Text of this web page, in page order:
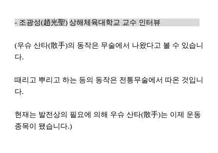
- 조광성(趙光聖)상해체육대학교 교수 인터뷰
(우슈 산타(散手)의 동작은 무술에서 나왔다고 볼 수 있습니
다.
때리고 뿌리고 하는 등의 동작은 전통무술에서 따온 것입니
다.
현재는 발전상의 필요에 의해 우슈 산타(散手)는 이제 운동
종목이 됐습니다.)